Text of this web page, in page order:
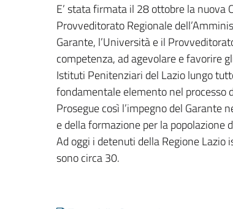
E’ stata firmata il 28 ottobre la nuova
Provveditorato Regionale
Garante, l’Università e il
competenza, ad agevolare e favorire
Istituti Penitenziari del Lazio lungo
fondamentale elemento nel processo
Prosegue così l’impegno del Garante
e della formazione per la popolazione
Ad oggi i detenuti della Regione Lazio
sono circa 30.